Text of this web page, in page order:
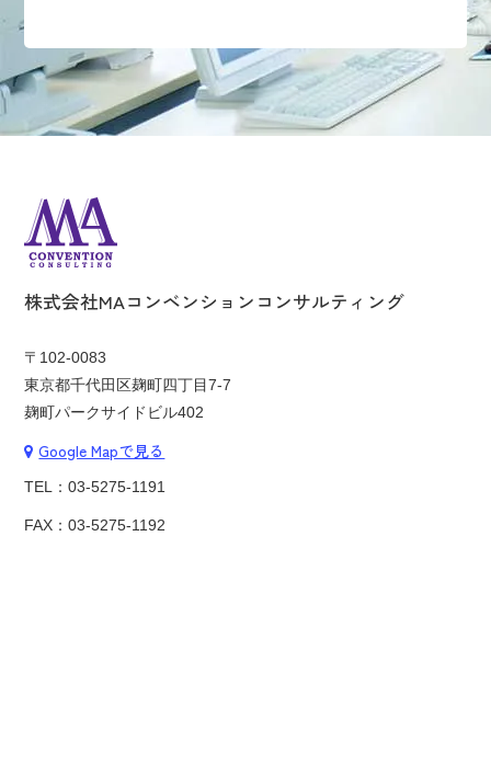
株式会社MAコンベンションコンサルティング
〒102-0083
東京都千代田区麹町四丁目7-7
麹町パークサイドビル402
Google Mapで見る
TEL：03-5275-1191
FAX：03-5275-1192